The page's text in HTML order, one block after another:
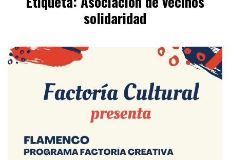
solidaridad